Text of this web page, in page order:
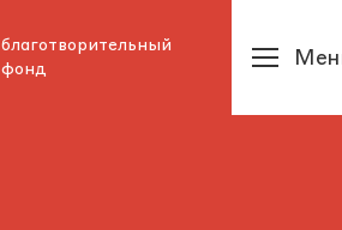
благотворительный
фонд